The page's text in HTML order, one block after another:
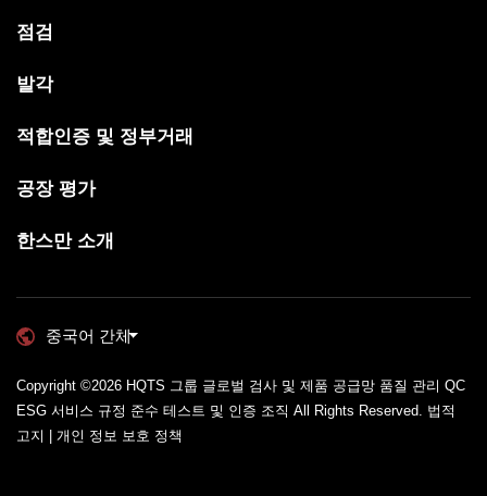
점검
발각
적합인증 및 정부거래
공장 평가
한스만 소개
중국어 간체
Copyright ©2026 HQTS 그룹 글로벌 검사 및 제품 공급망 품질 관리 QC
ESG 서비스 규정 준수 테스트 및 인증 조직 All Rights Reserved. 법적
고지 | 개인 정보 보호 정책